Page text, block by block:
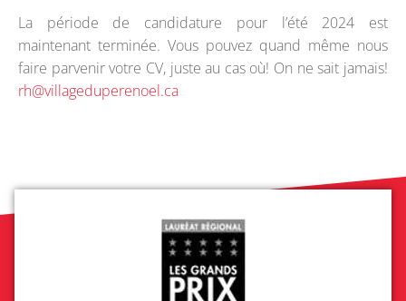
La période de candidature pour l’été 2024 est
maintenant terminée. Vous pouvez quand même nous
faire parvenir votre CV, juste au cas où! On ne sait jamais!
rh@villageduperenoel.ca